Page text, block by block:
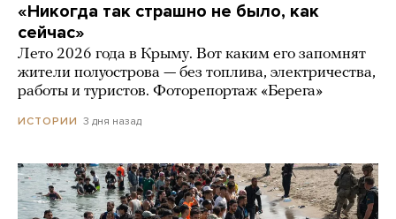
«Никогда так страшно не было, как
сейчас»
Лето 2026 года в Крыму. Вот каким его запомнят
жители полуострова — без топлива, электричества,
работы и туристов. Фоторепортаж «Берега»
ИСТОРИИ 3 дня назад